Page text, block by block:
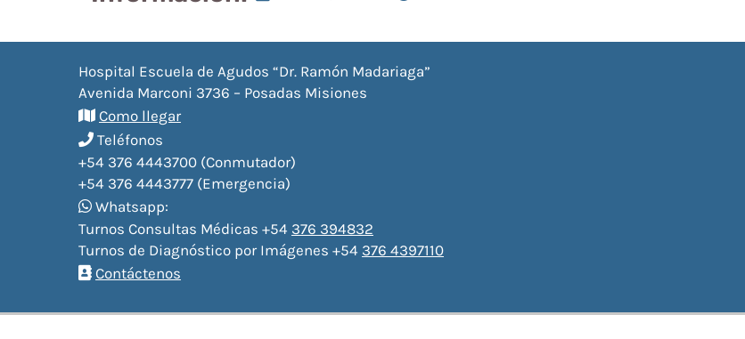
Hospital Escuela de Agudos “Dr. Ramón Madariaga”
Avenida Marconi 3736 – Posadas Misiones
Como llegar
Teléfonos
+54 376 4443700 (Conmutador)
+54 376 4443777 (Emergencia)
Whatsapp:
Turnos Consultas Médicas +54 376 394832
Turnos de Diagnóstico por Imágenes +54 376 4397110
Contáctenos